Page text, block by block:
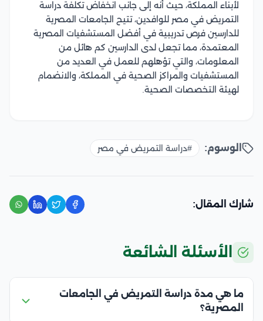
لأبناء المملكة، حيث أنه إلى جانب انخفاض تكلفة دراسة
التمريض في مصر للوافدين، تتيح الجامعات المصرية
للدارسين فرص تدريبية في أفضل المستشفيات المصرية
المعتمدة، مما تجعل لدى الدارسين كم هائل من
المعلومات، والتي تؤهلهم للعمل في العديد من
المستشفيات والمراكز الصحية في المملكة، والانضمام
لهيئة التخصصات الصحية.
الوسوم: #دراسة التمريض في مصر
شارك المقال:
الأسئلة الشائعة
ما هي مدة دراسة التمريض في الجامعات
المصرية؟